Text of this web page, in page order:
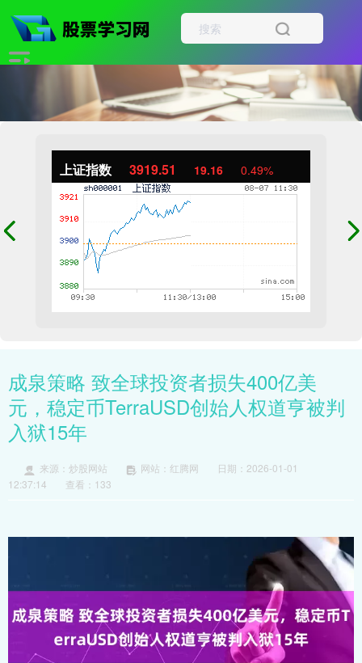
上证指数 3919.51 19.16 0.49%
成泉策略 致全球投资者损失400亿美
元，稳定币TerraUSD创始人权道亨被判
入狱15年
来源：炒股网站 网站：红腾网
日期：2026-01-01
12:37:14
查看：133